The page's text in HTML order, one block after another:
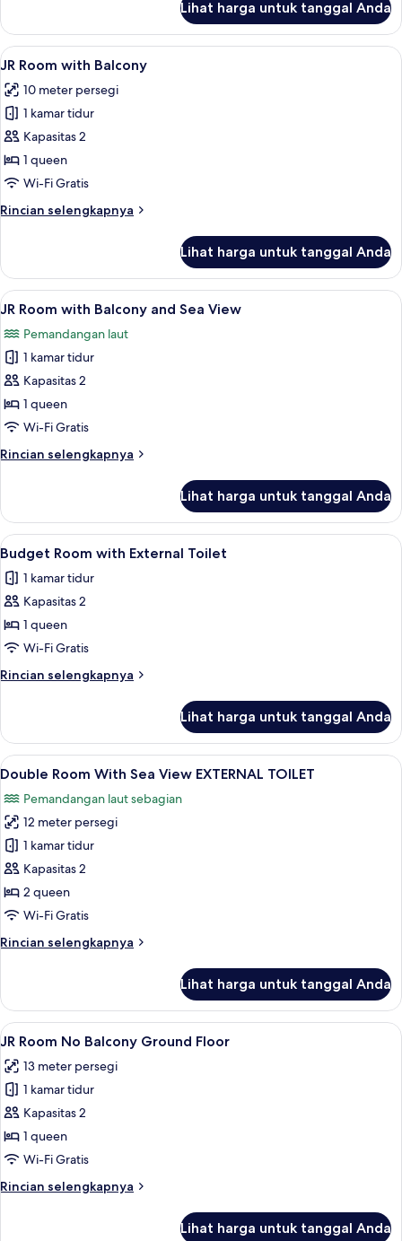
Double
Room
No
Ground
Floor
Lihat harga untuk tanggal Anda
Lihat
semua
foto
untuk
JR
Room
with
Busa memori, minibar, setrika/meja
8
JR Room with Balcony
10 meter persegi
1 kamar tidur
Kapasitas 2
1 queen
Wi-Fi Gratis
Rincian selengkapnya
Rincian
JR
Room
with
Lihat harga untuk tanggal Anda
Lihat
semua
foto
untuk
JR
Room
with
and
Busa memori, minibar, setrika/meja
10
JR Room with Balcony and Sea View
Pemandangan laut
1 kamar tidur
Kapasitas 2
1 queen
Wi-Fi Gratis
Rincian selengkapnya
Rincian
JR
Room
with
Balcony
and
Sea
Lihat harga untuk tanggal Anda
Lihat
semua
foto
untuk
Budget
Room
with
External
Busa memori, minibar, setrika/meja
10
Budget Room with External Toilet
1 kamar tidur
Kapasitas 2
1 queen
Wi-Fi Gratis
Rincian selengkapnya
Rincian
Budget
Room
with
Toilet
Lihat harga untuk tanggal Anda
Lihat
semua
foto
untuk
Double
Room
With
Sea
EXTERNAL
Busa memori, minibar, setrika/meja
11
Double Room With Sea View EXTERNAL TOILET
Pemandangan laut sebagian
12 meter persegi
1 kamar tidur
Kapasitas 2
2 queen
Wi-Fi Gratis
Rincian selengkapnya
Rincian
Double
Room
With
View
EXTERNAL
TOILET
Lihat harga untuk tanggal Anda
Lihat
semua
foto
untuk
JR
Room
No
Ground
Busa memori, minibar, setrika/meja
7
JR Room No Balcony Ground Floor
13 meter persegi
1 kamar tidur
Kapasitas 2
1 queen
Wi-Fi Gratis
Rincian selengkapnya
Rincian
Lihat harga untuk tanggal Anda